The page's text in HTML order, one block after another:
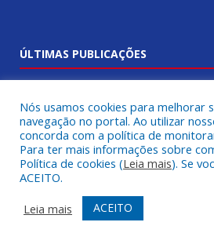
ÚLTIMAS PUBLICAÇÕES
14ª Sessão Ordinária 15 de maio de 2026
8ª Sessão Ordinária 7 de abril de 2026
6ª Sessão Ordinária 9 de março de 2026
DESENVOLVIDO POR CR2
Nós usamos cookies para melhorar
navegação no portal. Ao utilizar
concorda com a política de
Para ter mais informações sobre
Política de cookies (Leia mais). Se
ACEITO.
Leia mais
ACEITO